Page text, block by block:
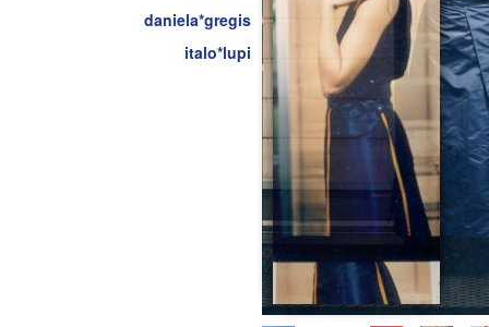
daniela*gregis
italo*lupi